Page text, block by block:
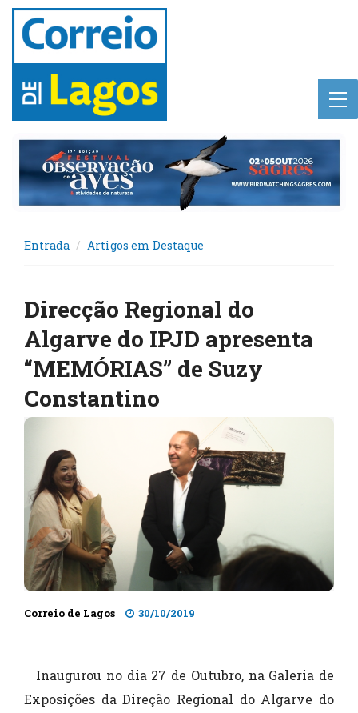
Entrada Artigos em Destaque
Direcção Regional do
Algarve do IPJD apresenta
“MEMÓRIAS” de Suzy
Constantino
Correio de Lagos 30/10/2019
Inaugurou no dia 27 de Outubro, na Galeria de
Exposições da Direção Regional do Algarve do